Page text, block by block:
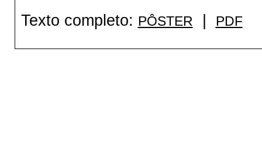
Texto completo: PÔSTER | PDF